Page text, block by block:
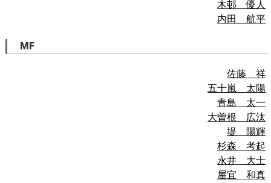
木邨 優人
内田 航平
MF
佐藤 祥
五十嵐 太陽
青島 太一
大曽根 広汰
堤 陽輝
杉森 考起
永井 大士
屋宜 和真